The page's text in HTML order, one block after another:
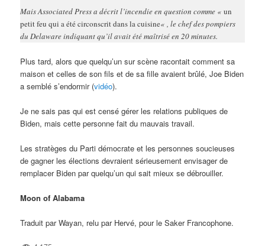
Mais Associated Press a décrit l’incendie en question comme «un
petit feu qui a été circonscrit dans la cuisine« , le chef des pompiers
du Delaware indiquant qu’il avait été maîtrisé en 20 minutes.
Plus tard, alors que quelqu’un sur scène racontait comment sa
maison et celles de son fils et de sa fille avaient brûlé, Joe Biden
a semblé s’endormir (vidéo).
Je ne sais pas qui est censé gérer les relations publiques de
Biden, mais cette personne fait du mauvais travail.
Les stratèges du Parti démocrate et les personnes soucieuses
de gagner les élections devraient sérieusement envisager de
remplacer Biden par quelqu’un qui sait mieux se débrouiller.
Moon of Alabama
Traduit par Wayan, relu par Hervé, pour le Saker Francophone.